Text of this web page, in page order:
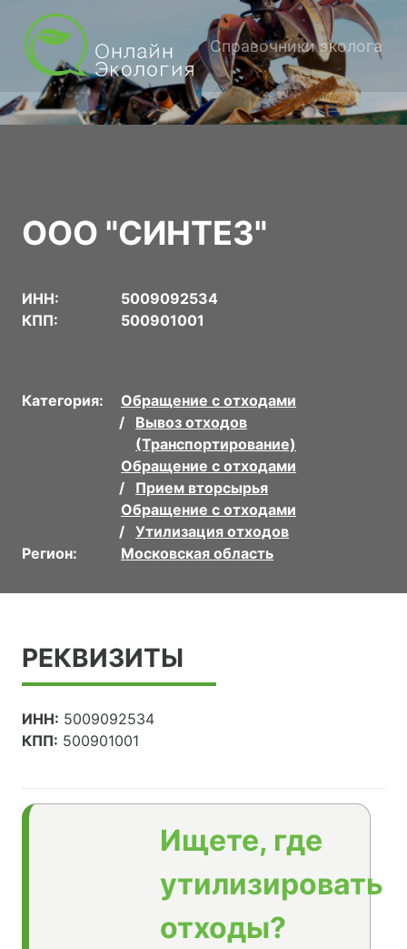
Справочники эколога
ООО "СИНТЕЗ"
ИНН:
5009092534
КПП:
500901001
Категория:
Обращение с отходами
Вывоз отходов
(Транспортирование)
Обращение с отходами
Прием вторсырья
Обращение с отходами
Утилизация отходов
Регион:
Московская область
РЕКВИЗИТЫ
ИНН: 5009092534
КПП: 500901001
Ищете, где
утилизировать
отходы?